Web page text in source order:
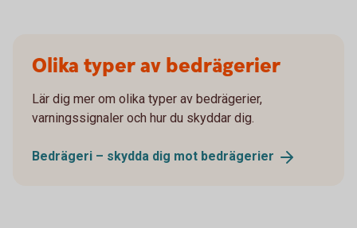
Olika typer av bedrägerier
Lär dig mer om olika typer av bedrägerier,
varningssignaler och hur du skyddar dig.
Bedrägeri – skydda dig mot bedrägerier